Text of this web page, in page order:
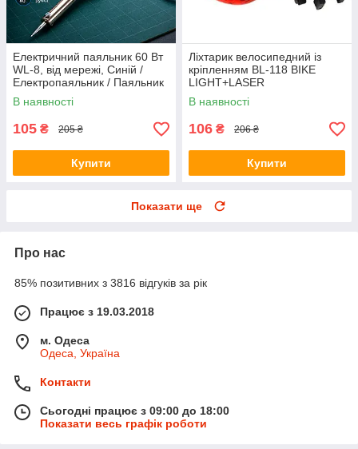
Електричний паяльник 60 Вт
WL-8, від мережі, Синій /
Електропаяльник / Паяльник
для мікросхем / Паяльник з
мідним жалом
В наявності
105 ₴ 205 ₴
Купити
Ліхтарик велосипедний із
кріпленням BL-118 BIKE
LIGHT+LASER
В наявності
106 ₴ 206 ₴
Купити
Показати ще
Про нас
85% позитивних з 3816 відгуків за рік
Працює з 19.03.2018
м. Одеса
Одеса, Україна
Контакти
Сьогодні працює з 09:00 до 18:00
Показати весь графік роботи